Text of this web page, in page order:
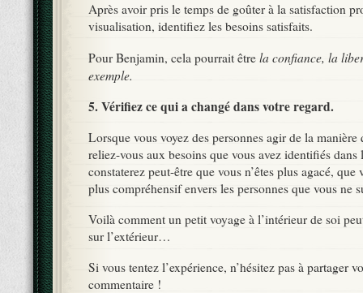
Après avoir pris le temps de goûter à la satisfaction
visualisation, identifiez les besoins satisfaits.
Pour Benjamin, cela pourrait être la confiance, la
exemple.
5. Vérifiez ce qui a changé dans votre regard.
Lorsque vous voyez des personnes agir de la
reliez-vous aux besoins que vous avez identifiés
constaterez peut-être que vous n’êtes plus agacé, que
plus compréhensif envers les personnes que vous ne
Voilà comment un petit voyage à l’intérieur de soi
sur l’extérieur…
Si vous tentez l’expérience, n’hésitez pas à partager
commentaire !